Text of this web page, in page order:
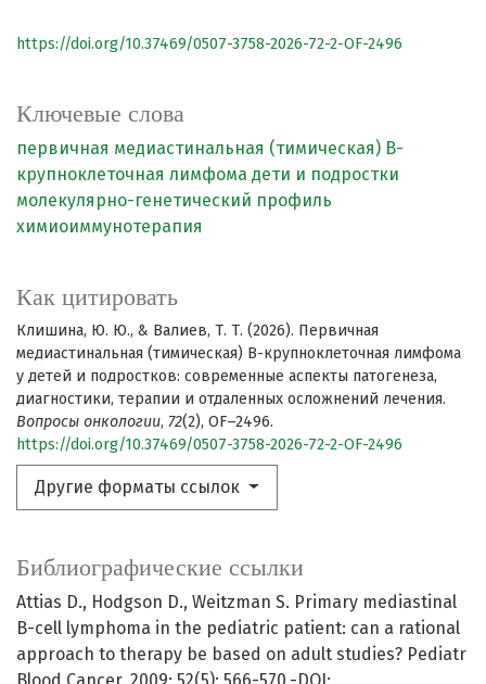
Ключевые слова
первичная медиастинальная (тимическая) B-
крупноклеточная лимфома дети и подростки
молекулярно-генетический профиль
химиоиммунотерапия
Как цитировать
Клишина, Ю. Ю., & Валиев, Т. Т. (2026). Первичная
медиастинальная (тимическая) B-крупноклеточная лимфома
у детей и подростков: современные аспекты патогенеза,
диагностики, терапии и отдаленных осложнений лечения.
Вопросы онкологии, 72(2), OF–2496.
https://doi.org/10.37469/0507-3758-2026-72-2-OF-2496
Другие форматы ссылок
https://doi.org/10.37469/0507-3758-2026-72-2-OF-2496
Библиографические ссылки
Attias D., Hodgson D., Weitzman S. Primary mediastinal
B-cell lymphoma in the pediatric patient: can a rational
approach to therapy be based on adult studies? Pediatr